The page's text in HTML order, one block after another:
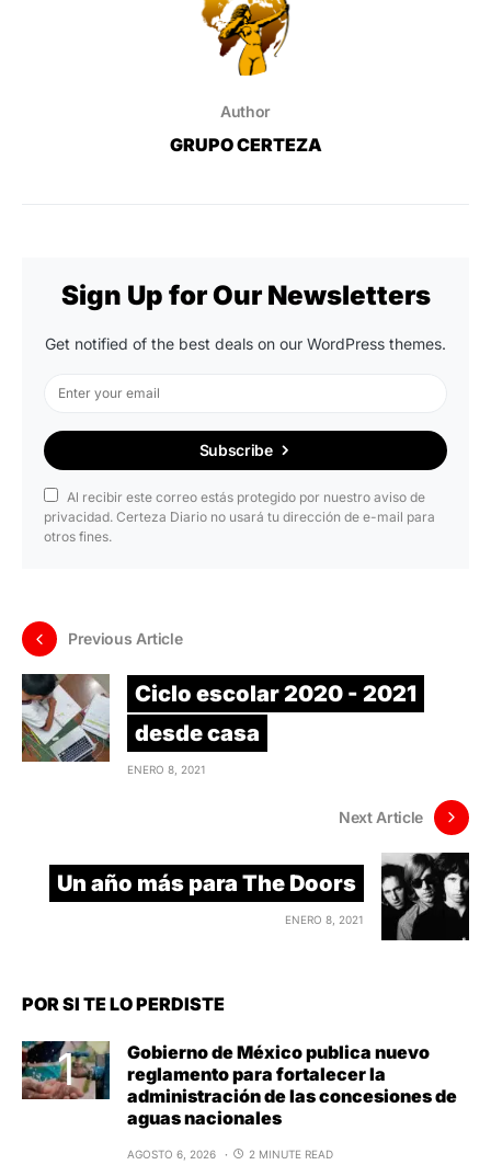
Author
GRUPO CERTEZA
Sign Up for Our Newsletters
Get notified of the best deals on our WordPress themes.
Subscribe
Al recibir este correo estás protegido por nuestro aviso de
privacidad. Certeza Diario no usará tu dirección de e-mail para
otros fines.
Previous Article
Ciclo escolar 2020 - 2021
desde casa
ENERO 8, 2021
Next Article
Un año más para The Doors
ENERO 8, 2021
POR SI TE LO PERDISTE
Gobierno de México publica nuevo
reglamento para fortalecer la
administración de las concesiones de
aguas nacionales
AGOSTO 6, 2026 2 MINUTE READ